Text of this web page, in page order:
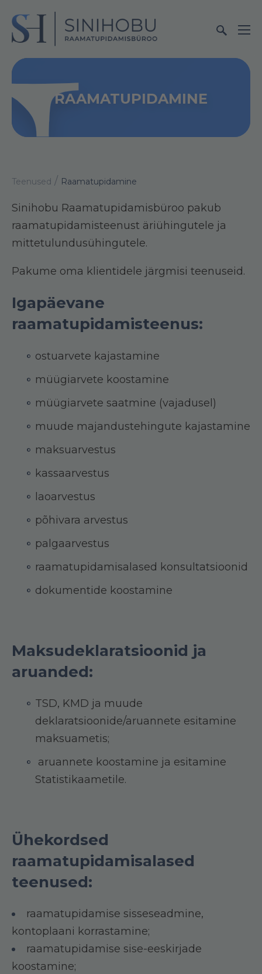
RAAMATUPIDAMINE
Teenused / Raamatupidamine
Sinihobu Raamatupidamisbüroo pakub
raamatupidamisteenust äriühingutele ja
mittetulundusühingutele.
Pakume oma klientidele järgmisi teenuseid.
Igapäevane
raamatupidamisteenus:
ostuarvete kajastamine
müügiarvete koostamine
müügiarvete saatmine (vajadusel)
muude majandustehingute kajastamine
maksuarvestus
kassaarvestus
laoarvestus
põhivara arvestus
palgaarvestus
raamatupidamisalased konsultatsioonid
dokumentide koostamine
Maksudeklaratsioonid ja
aruanded:
TSD, KMD ja muude
deklaratsioonide/aruannete esitamine
maksuametis;
aruannete koostamine ja esitamine
Statistikaametile.
Ühekordsed
raamatupidamisalased
teenused:
raamatupidamise sisseseadmine,
kontoplaani korrastamine;
raamatupidamise sise-eeskirjade
koostamine;